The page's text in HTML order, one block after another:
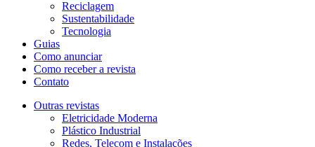
Reciclagem
Sustentabilidade
Tecnologia
Guias
Como anunciar
Como receber a revista
Contato
Outras revistas
Eletricidade Moderna
Plástico Industrial
Redes, Telecom e Instalações